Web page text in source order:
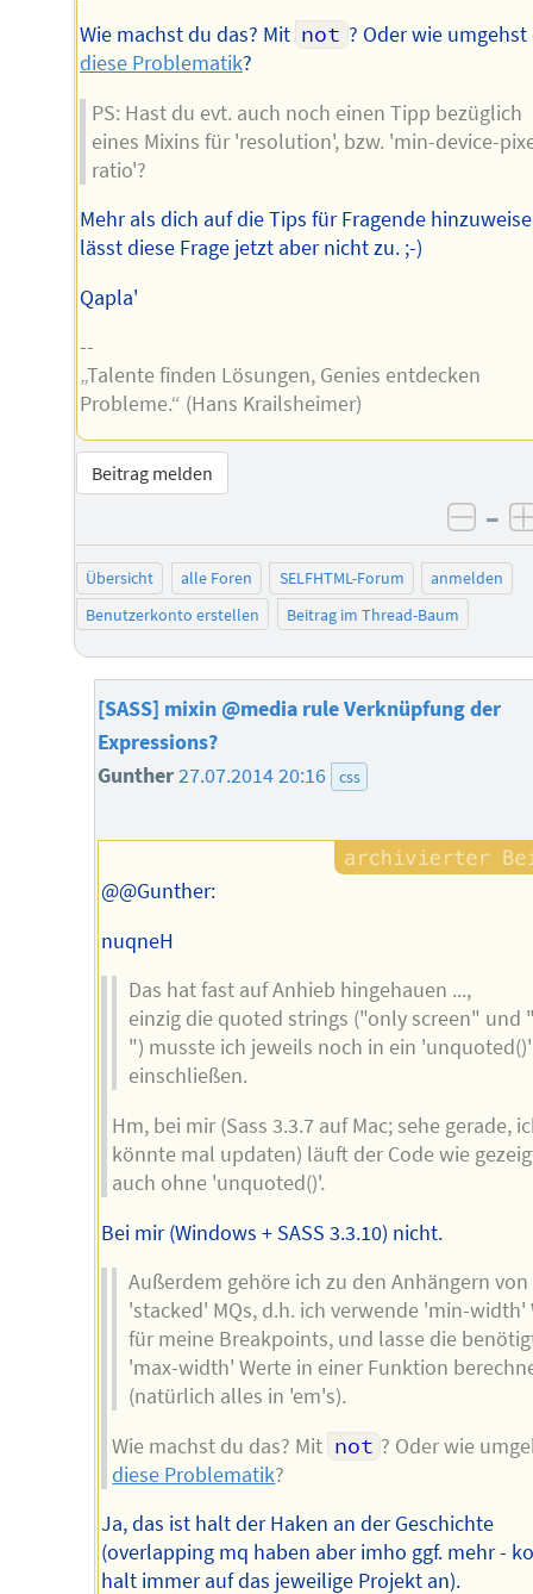
Wie machst du das? Mit not ? Oder wie umgehst
diese Problematik?
PS: Hast du evt. auch noch einen Tipp bezüglich
eines Mixins für 'resolution', bzw. 'min-device-
ratio'?
Mehr als dich auf die Tips für Fragende
lässt diese Frage jetzt aber nicht zu. ;-)
Qapla'
--
„Talente finden Lösungen, Genies entdecken
Probleme.“ (Hans Krailsheimer)
Beitrag melden
–
Übersicht alle Foren SELFHTML-Forum
anmelden
Benutzerkonto erstellen
Beitrag im Thread-Baum
[SASS] mixin @media rule Verknüpfung der
Expressions?
Gunther27.07.2014 20:16 css
@@Gunther:
nuqneH
Das hat fast auf Anhieb hingehauen ...,
einzig die quoted strings ("only screen" und
") musste ich jeweils noch in ein 'unquoted()'
einschließen.
Hm, bei mir (Sass 3.3.7 auf Mac; sehe gerade,
könnte mal updaten) läuft der Code wie
auch ohne 'unquoted()'.
Bei mir (Windows + SASS 3.3.10) nicht.
Außerdem gehöre ich zu den Anhängern von
'stacked' MQs, d.h. ich verwende 'min-width'
für meine Breakpoints, und lasse die
'max-width' Werte in einer Funktion
(natürlich alles in 'em's).
Wie machst du das? Mit not ? Oder wie
diese Problematik?
Ja, das ist halt der Haken an der Geschichte
(overlapping mq haben aber imho ggf. mehr -
halt immer auf das jeweilige Projekt an).